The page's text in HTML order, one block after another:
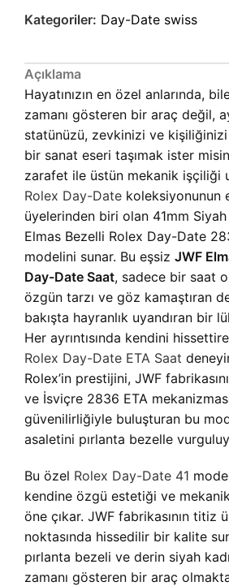
Kategoriler: Day-Date swiss
Açıklama
Hayatınızın en özel anlarında,
zamanı gösteren bir araç değil,
statünüzü, zevkinizi ve kişiliğinizi
bir sanat eseri taşımak ister
zarafet ile üstün mekanik işçiliği
Rolex Day-Date koleksiyonunun
üyelerinden biri olan 41mm
Elmas Bezelli Rolex Day-Date
modelini sunar. Bu eşsiz JWF
Day-Date Saat, sadece bir saat
özgün tarzı ve göz kamaştıran
bakışta hayranlık uyandıran bir
Her ayrıntısında kendini
Rolex Day-Date ETA Saat
Rolex’in prestijini, JWF
ve İsviçre 2836 ETA
güvenilirliğiyle buluşturan bu
asaletini pırlanta bezelle
Bu özel Rolex Day-Date 41
kendine özgü estetiği ve
öne çıkar. JWF fabrikasının titiz
noktasında hissedilir bir kalite
pırlanta bezeli ve derin siyah
zamanı gösteren bir araç